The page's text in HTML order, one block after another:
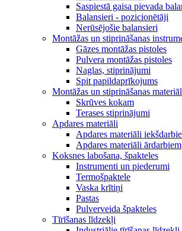
Saspiestā gaisa pievada
Balansieri - pozicionētāji
Nerūsējošie balansieri
Montāžas un stiprināšanas
Gāzes montāžas pistoles
Pulvera montāžas pistoles
Naglas, stiprinājumi
Spit papildaprīkojums
Montāžas un stiprināšanas
Skrūves kokam
Terases stiprinājumi
Apdares materiāli
Apdares materiāli
Apdares materiāli ārdarbiem
Koksnes labošana, špakteles
Instrumenti un piederumi
Termošpaktele
Vaska krītiņi
Pastas
Pulverveida špakteles
Tīrīšanas līdzekļi